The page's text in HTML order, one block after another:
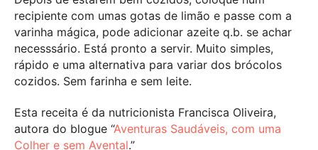
recipiente com umas gotas de limão e passe com a
varinha mágica, pode adicionar azeite q.b. se achar
necesssário. Está pronto a servir. Muito simples,
rápido e uma alternativa para variar dos brócolos
cozidos. Sem farinha e sem leite.
Esta receita é da nutricionista Francisca Oliveira,
autora do blogue “Aventuras Saudáveis, com uma
Colher e sem Avental.”